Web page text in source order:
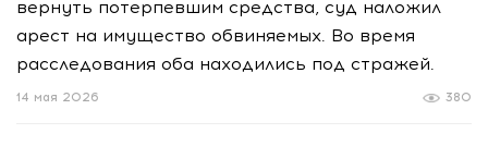
вернуть потерпевшим средства, суд наложил
арест на имущество обвиняемых. Во время
расследования оба находились под стражей.
380
14 мая 2026